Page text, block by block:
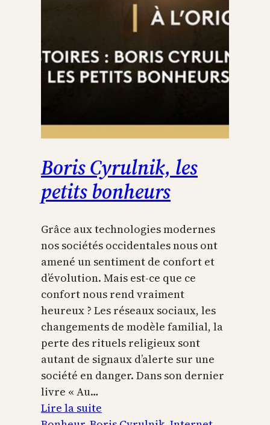
Boris Cyrulnik, les
petits bonheurs
Grâce aux technologies modernes
nos sociétés occidentales nous ont
amené un sentiment de confort et
d’évolution. Mais est-ce que ce
confort nous rend vraiment
heureux ? Les réseaux sociaux, les
changements de modèle familial, la
perte des rituels religieux sont
autant de signaux d’alerte sur une
société en danger. Dans son dernier
livre « Au…
Lire la suite